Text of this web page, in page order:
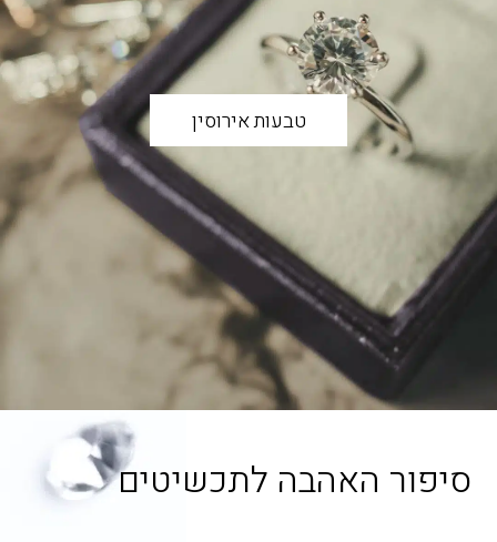
טבעות אירוסין
סיפור האהבה לתכשיטים